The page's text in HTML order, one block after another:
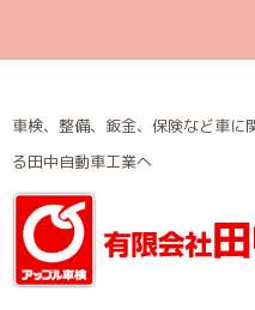
車検、整備、鈑金、保険など車に
る田中自動車工業へ